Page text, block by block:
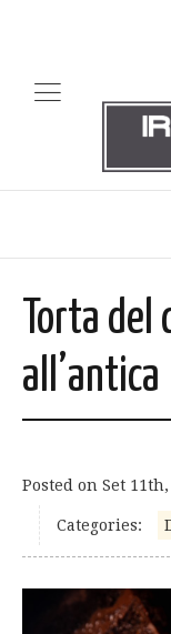
Torta del
all’antica
Posted on Set 11th,
Categories: